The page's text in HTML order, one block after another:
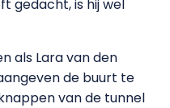
gedacht, is hij wel
als Lara van den
de buurt te
van de tunnel